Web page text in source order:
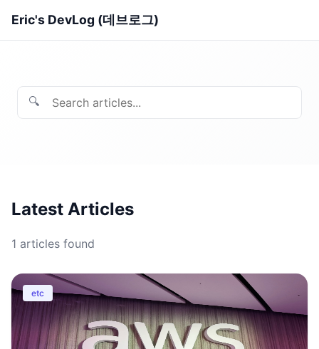
Eric's DevLog (데브로그)
🔍
Latest Articles
1 articles found
etc